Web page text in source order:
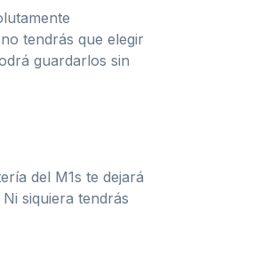
tendrás que elegir
guardarlos sin
del M1s te dejará
siquiera tendrás